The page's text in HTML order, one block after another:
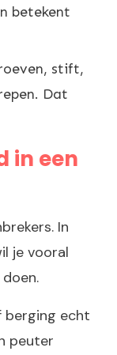
betekent
stift,
Dat
in een
In
je vooral
berging echt
peuter